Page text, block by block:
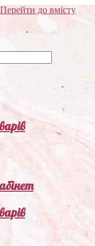
Перейти до вмісту